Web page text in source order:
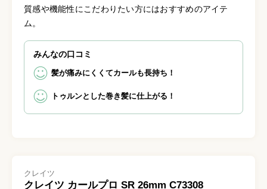
質感や機能性にこだわりたい方にはおすすめのアイテ
ム。
みんなの口コミ
髪が痛みにくくてカールも長持ち！
トゥルンとした巻き髪に仕上がる！
クレイツ
クレイツ カールプロ SR 26mm C73308